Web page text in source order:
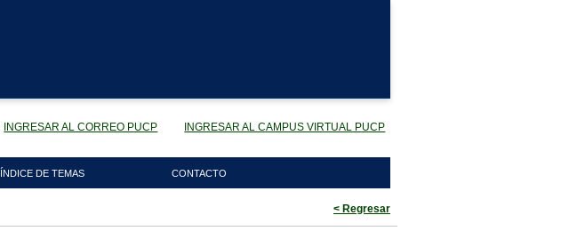
INGRESAR AL CORREO PUCP INGRESAR AL CAMPUS VIRTUAL PUCP
ÍNDICE DE TEMAS CONTACTO
< Regresar